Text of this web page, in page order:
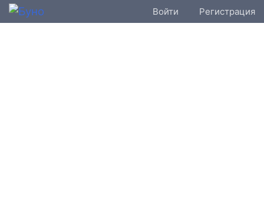
Войти Регистрация